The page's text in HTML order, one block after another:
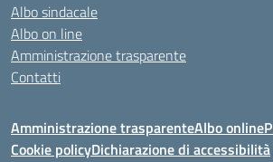
Albo sindacale
Albo on line
Amministrazione trasparente
Contatti
Amministrazione trasparenteAlbo online
Cookie policyDichiarazione di accessibilità